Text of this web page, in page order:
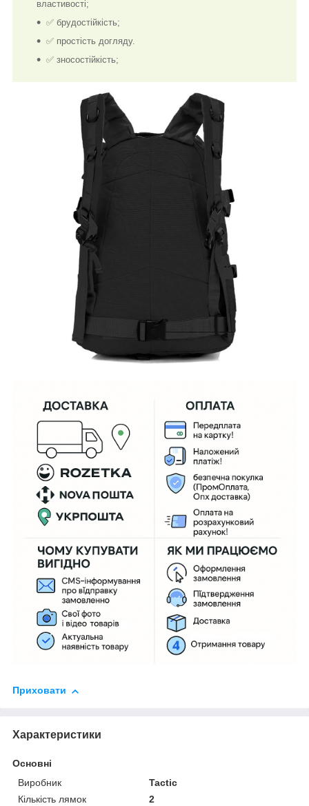
властивості;
✅ брудостійкість;
✅ простість догляду.
✅ зносостійкість;
Приховати
Характеристики
Основні
Виробник
Tactic
Кількість лямок
2